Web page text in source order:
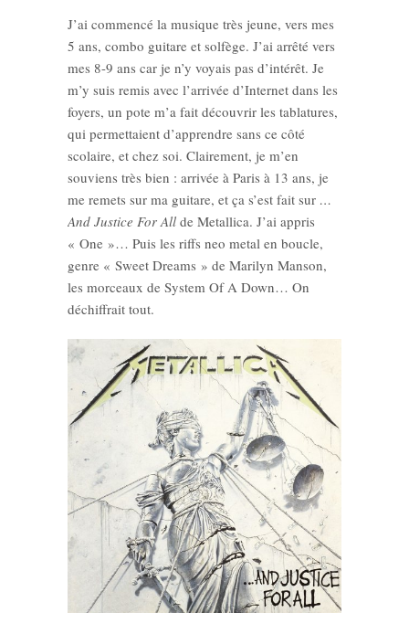
J’ai commencé la musique très jeune, vers mes
5 ans, combo guitare et solfège. J’ai arrêté vers
mes 8-9 ans car je n’y voyais pas d’intérêt. Je
m’y suis remis avec l’arrivée d’Internet dans les
foyers, un pote m’a fait découvrir les tablatures,
qui permettaient d’apprendre sans ce côté
scolaire, et chez soi. Clairement, je m’en
souviens très bien : arrivée à Paris à 13 ans, je
me remets sur ma guitare, et ça s’est fait sur …
And Justice For All de Metallica. J’ai appris
« One »… Puis les riffs neo metal en boucle,
genre « Sweet Dreams » de Marilyn Manson,
les morceaux de System Of A Down… On
déchiffrait tout.